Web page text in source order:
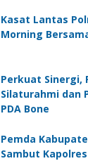
Kasat Lantas
Morning
Perkuat Sinergi,
Silaturahmi dan
PDA Bone
Pemda
Sambut